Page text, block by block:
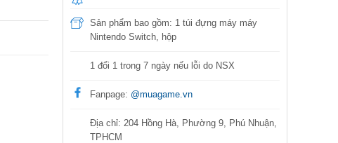
Sản phẩm bao gồm: 1 túi đựng máy máy
Nintendo Switch, hộp
1 đổi 1 trong 7 ngày nếu lỗi do NSX
Fanpage: @muagame.vn
Địa chỉ: 204 Hồng Hà, Phường 9, Phú Nhuận,
TPHCM